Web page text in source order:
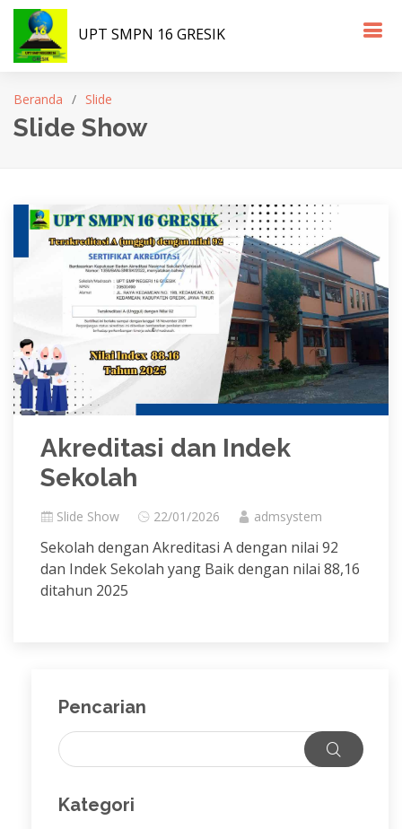
UPT SMPN 16 GRESIK
Beranda Slide
Slide Show
Akreditasi dan Indek
Sekolah
Slide Show 22/01/2026 admsystem
Sekolah dengan Akreditasi A dengan nilai 92
dan Indek Sekolah yang Baik dengan nilai 88,16
ditahun 2025
Pencarian
Kategori